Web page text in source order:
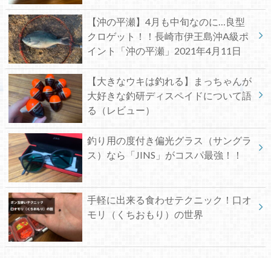
【沖の平瀬】4月も中旬なのに…良型
クロゲット！！長崎市伊王島沖A級ポ
イント「沖の平瀬」2021年4月11日
【大きなウキは釣れる】まっちゃんが
大好きな釣研ディスペイドについて語
る（レビュー）
釣り用の度付き偏光グラス（サングラ
ス）なら「JINS」がコスパ最強！！
手軽に出来る食わせテクニック！口オ
モリ（くちおもり）の世界